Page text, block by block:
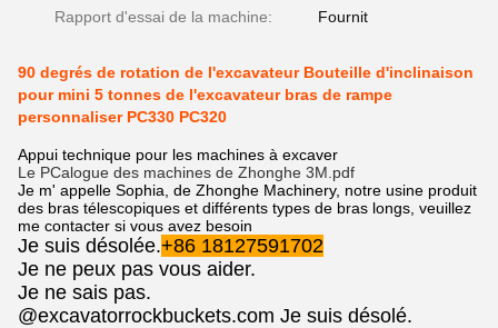
Rapport d'essai de la machine: Fournit
90 degrés de rotation de l'excavateur Bouteille d'inclinaison
pour mini 5 tonnes de l'excavateur bras de rampe
personnaliser PC330 PC320
Appui technique pour les machines à excaver
Le PCalogue des machines de Zhonghe 3M.pdf
Je m' appelle Sophia, de Zhonghe Machinery, notre usine produit
des bras télescopiques et différents types de bras longs, veuillez
me contacter si vous avez besoin
Je suis désolée.+86 18127591702
Je ne peux pas vous aider.
Je ne sais pas.
@excavatorrockbuckets.com Je suis désolé.